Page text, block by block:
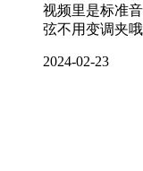
视频里是标准
弦不用变调夹
2024-02-23